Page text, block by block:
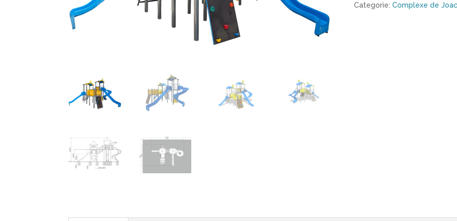
Categorie: Complexe de